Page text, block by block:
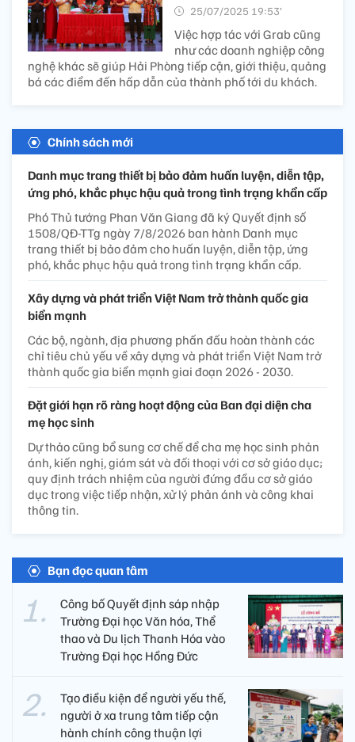
25/07/2025 19:53’
Việc hợp tác với Grab cũng
như các doanh nghiệp công
nghệ khác sẽ giúp Hải Phòng tiếp cận, giới thiệu, quảng
bá các điểm đến hấp dẫn của thành phố tới du khách.
Chính sách mới
Danh mục trang thiết bị bảo đảm huấn luyện, diễn tập,
ứng phó, khắc phục hậu quả trong tình trạng khẩn cấp
Phó Thủ tướng Phan Văn Giang đã ký Quyết định số
1508/QĐ-TTg ngày 7/8/2026 ban hành Danh mục
trang thiết bị bảo đảm cho huấn luyện, diễn tập, ứng
phó, khắc phục hậu quả trong tình trạng khẩn cấp.
Xây dựng và phát triển Việt Nam trở thành quốc gia
biển mạnh
Các bộ, ngành, địa phương phấn đấu hoàn thành các
chỉ tiêu chủ yếu về xây dựng và phát triển Việt Nam trở
thành quốc gia biển mạnh giai đoạn 2026 - 2030.
Đặt giới hạn rõ ràng hoạt động của Ban đại diện cha
mẹ học sinh
Dự thảo cũng bổ sung cơ chế để cha mẹ học sinh phản
ánh, kiến nghị, giám sát và đối thoại với cơ sở giáo dục;
quy định trách nhiệm của người đứng đầu cơ sở giáo
dục trong việc tiếp nhận, xử lý phản ánh và công khai
thông tin.
Bạn đọc quan tâm
Công bố Quyết định sáp nhập
Trường Đại học Văn hóa, Thể
thao và Du lịch Thanh Hóa vào
Trường Đại học Hồng Đức
Tạo điều kiện để người yếu thế,
người ở xa trung tâm tiếp cận
hành chính công thuận lợi